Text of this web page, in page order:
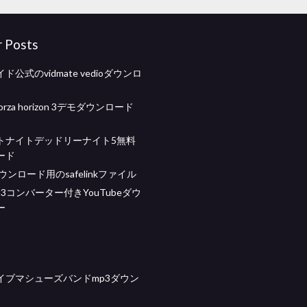
Posts
ド公式のvidmate vedioダウンロ
horizo​​n 3デモダウンロード
ナイトデッドリーナイト5無料
ド
ンロード用のsafelinkファイル
コンバーター付きYouTubeダウ
ブマシューズバンドmp3ダウン